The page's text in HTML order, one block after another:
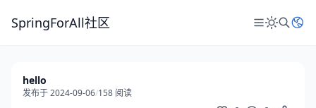
SpringForAll社区
hello
发布于 2024-09-06/158 阅读